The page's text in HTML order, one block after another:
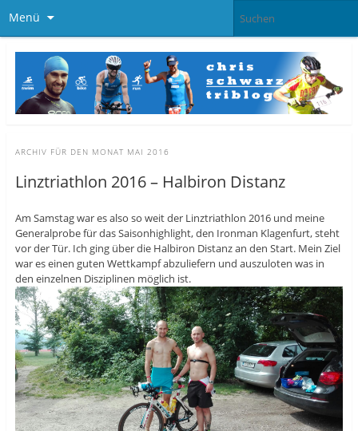
Menü
ARCHIV FÜR DEN MONAT MAI 2016
Linztriathlon 2016 – Halbiron Distanz
Am Samstag war es also so weit der Linztriathlon 2016 und meine
Generalprobe für das Saisonhighlight, den Ironman Klagenfurt, steht
vor der Tür. Ich ging über die Halbiron Distanz an den Start. Mein Ziel
war es einen guten Wettkampf abzuliefern und auszuloten was in
den einzelnen Disziplinen möglich ist.